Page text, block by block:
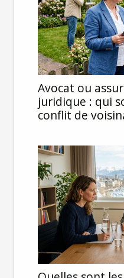
Avocat ou
juridique : qui
conflit de